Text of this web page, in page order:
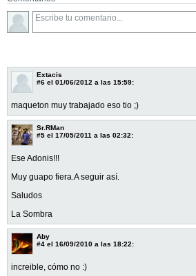
Extacis
#6 el 01/06/2012 a las 15:59:
maqueton muy trabajado eso tio ;)
Sr.RMan
#5 el 17/05/2011 a las 02:32:
Ese Adonis!!!
Muy guapo fiera.A seguir así.
Saludos
La Sombra
Aby
#4 el 16/09/2010 a las 18:22:
increible, cómo no :)